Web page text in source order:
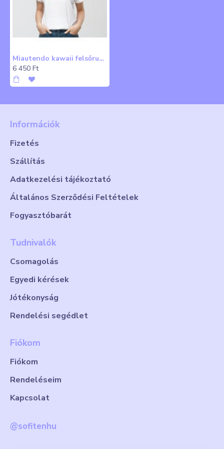
Miautendo kawaii felsőruházat
6 450 Ft
Információk
Fizetés
Szállítás
Adatkezelési tájékoztató
Általános Szerződési Feltételek
Fogyasztóbarát
Tudnivalók
Csomagolás
Egyedi kérések
Jótékonyság
Rendelési segédlet
Fiókom
Fiókom
Rendeléseim
Kapcsolat
@sofitenhu